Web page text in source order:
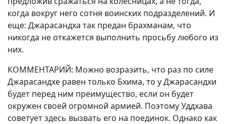
когда вокруг него сотня воинских подразделений. И
еще: Джарасандха так предан брахманам, что
никогда не откажется выполнить просьбу любого из
них.
КОММЕНТАРИЙ: Можно возразить, что раз по силе
Джарасандхе равен только Бхима, то у Джарасандхи
будет перед ним преимущество, если он будет
окружен своей огромной армией. Поэтому Уддхава
советует здесь вызвать его на поединок. Однако как